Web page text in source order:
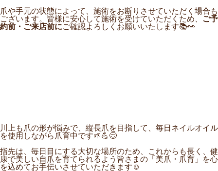
爪や手元の状態によって、施術をお断りさせていただく場合も
ございます。皆様に安心して施術を受けていただくため、 ご予
約前・ご来店前にご確認よろしくお願いいたします📚👀
川上も爪の形が悩みで、縦長爪を目指して、毎日ネイルオイル
を使用しながら爪育中です🌱💪😊
指先は、毎日目にする大切な場所のため、これからも長く、健
康で美しい自爪を育てられるよう皆さまの「美爪・爪育」を心
を込めてお手伝いさせていただきます☺️